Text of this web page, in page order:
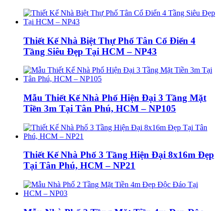
Thiết Kế Nhà Biệt Thự Phố Tân Cổ Điển 4
Tầng Siêu Đẹp Tại HCM – NP43
Mẫu Thiết Kế Nhà Phố Hiện Đại 3 Tầng Mặt
Tiền 3m Tại Tân Phú, HCM – NP105
Thiết Kế Nhà Phố 3 Tầng Hiện Đại 8x16m Đẹp
Tại Tân Phú, HCM – NP21